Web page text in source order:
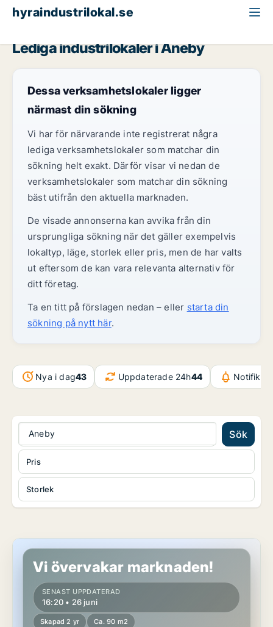
hyraindustrilokal.se
Lediga industrilokaler i Aneby
Dessa verksamhetslokaler ligger
närmast din sökning
Vi har för närvarande inte registrerat några
lediga verksamhetslokaler som matchar din
sökning helt exakt. Därför visar vi nedan de
verksamhetslokaler som matchar din sökning
bäst utifrån den aktuella marknaden.
De visade annonserna kan avvika från din
ursprungliga sökning när det gäller exempelvis
lokaltyp, läge, storlek eller pris, men de har valts
ut eftersom de kan vara relevanta alternativ för
ditt företag.
Ta en titt på förslagen nedan – eller starta din
sökning på nytt här.
Nya i dag43 Uppdaterade 24h44
Aneby Sök
Storlek
Pris
Lager i Värnamo
Vi övervakar marknaden!
SENAST UPPDATERAD
16:20 • 26 juni
Skapad 2 yr Ca. 90 m2